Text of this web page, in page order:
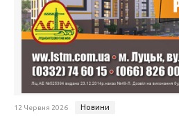
12 Червня 2026 Новини